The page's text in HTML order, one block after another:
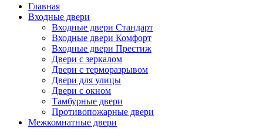
Главная
Входные двери
Входные двери Стандарт
Входные двери Комфорт
Входные двери Престиж
Двери с зеркалом
Двери с терморазрывом
Двери для улицы
Двери с окном
Тамбурные двери
Противопожарные двери
Межкомнатные двери